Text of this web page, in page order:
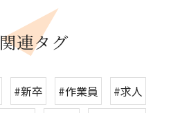
関連タグ
#新卒 #作業員
#求人